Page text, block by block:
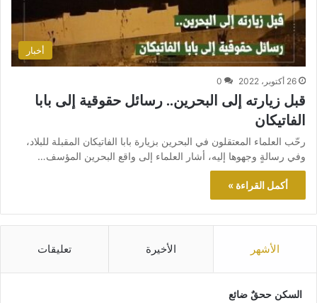
أخبار
26 أكتوبر، 2022 0
قبل زيارته إلى البحرين.. رسائل حقوقية إلى بابا
الفاتيكان
رحّب العلماء المعتقلون في البحرين بزيارة بابا الفاتيكان المقبلة للبلاد،
وفي رسالةٍ وجهوها إليه، أشار العلماء إلى واقع البحرين المؤسف…
أكمل القراءة »
الأشهر الأخيرة تعليقات
السكن ححقٌ ضائع